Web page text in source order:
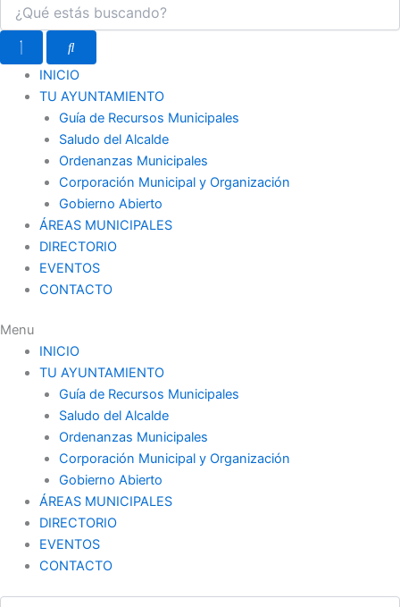
INICIO
TU AYUNTAMIENTO
Guía de Recursos Municipales
Saludo del Alcalde
Ordenanzas Municipales
Corporación Municipal y Organización
Gobierno Abierto
ÁREAS MUNICIPALES
DIRECTORIO
EVENTOS
CONTACTO
Menu
INICIO
TU AYUNTAMIENTO
Guía de Recursos Municipales
Saludo del Alcalde
Ordenanzas Municipales
Corporación Municipal y Organización
Gobierno Abierto
ÁREAS MUNICIPALES
DIRECTORIO
EVENTOS
CONTACTO